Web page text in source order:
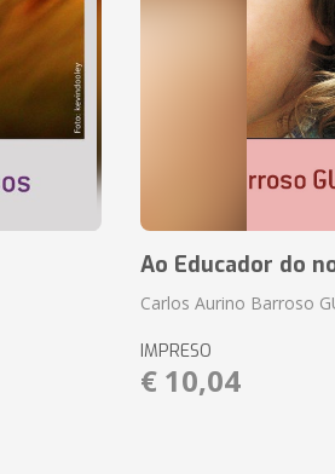
Ao Educador do
Carlos Aurino Barroso
IMPRESO
€ 10,04